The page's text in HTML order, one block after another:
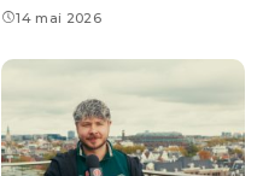
14 mai 2026